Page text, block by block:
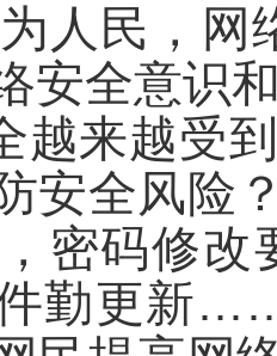
人民，网
安全意识
越来越受
安全风险
密码修
勤更新……